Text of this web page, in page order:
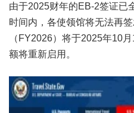
由于2025财年的EB-2签证已
时间内，各使领馆将无法再
（FY2026）将于2025年10
额将重新启用。